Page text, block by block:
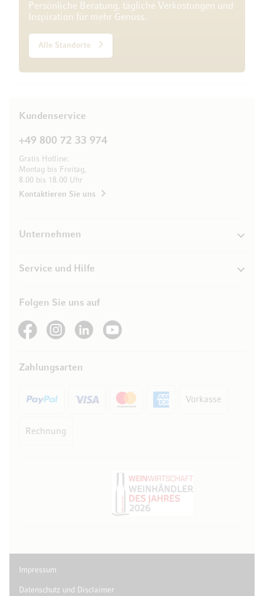
Persönliche Beratung, tägliche Verkostungen und
Inspiration für mehr Genuss.
Alle Standorte
Kundenservice
+49 800 72 33 974
Gratis Hotline:
Montag bis Freitag,
8.00 bis 18.00 Uhr
Kontaktieren Sie uns
Unternehmen
Service und Hilfe
Folgen Sie uns auf
See our FacebookSee our Instagram account
See our LinkedInSee our YouTube channel
Zahlungsarten
Vorkasse
Rechnung
Impressum
Datenschutz und Disclaimer